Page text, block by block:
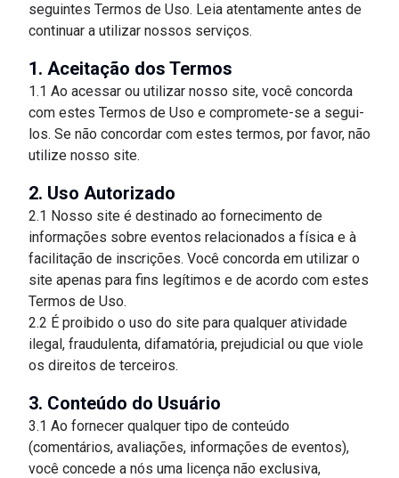
seguintes Termos de Uso. Leia atentamente antes de
continuar a utilizar nossos serviços.
1. Aceitação dos Termos
1.1 Ao acessar ou utilizar nosso site, você concorda
com estes Termos de Uso e compromete-se a segui-
los. Se não concordar com estes termos, por favor, não
utilize nosso site.
2. Uso Autorizado
2.1 Nosso site é destinado ao fornecimento de
informações sobre eventos relacionados a física e à
facilitação de inscrições. Você concorda em utilizar o
site apenas para fins legítimos e de acordo com estes
Termos de Uso.
2.2 É proibido o uso do site para qualquer atividade
ilegal, fraudulenta, difamatória, prejudicial ou que viole
os direitos de terceiros.
3. Conteúdo do Usuário
3.1 Ao fornecer qualquer tipo de conteúdo
(comentários, avaliações, informações de eventos),
você concede a nós uma licença não exclusiva,